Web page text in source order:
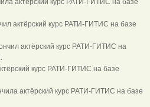
актёрский курс РАТИ-ГИТИС на базе
актёрский курс РАТИ-ГИТИС на базе
актёрский курс РАТИ-ГИТИС на
курс РАТИ-ГИТИС на базе
актёрский курс РАТИ-ГИТИС на базе